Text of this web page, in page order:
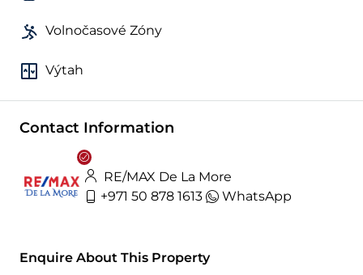
Volnočasové Zóny
Výtah
Contact Information
RE/MAX De La More
+971 50 878 1613
WhatsApp
Enquire About This Property